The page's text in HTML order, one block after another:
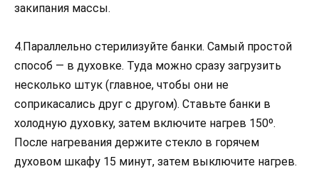
закипания массы.
4.Параллельно стерилизуйте банки. Самый простой
способ — в духовке. Туда можно сразу загрузить
несколько штук (главное, чтобы они не
соприкасались друг с другом). Ставьте банки в
холодную духовку, затем включите нагрев 150º.
После нагревания держите стекло в горячем
духовом шкафу 15 минут, затем выключите нагрев.